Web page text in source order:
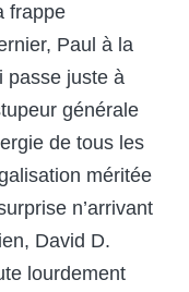
frappe
Paul à la
passe juste à
générale
de tous les
méritée
n’arrivant
David D.
lourdement